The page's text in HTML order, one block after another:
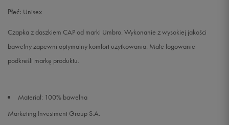
Płeć: Unisex
Czapka z daszkiem CAP od marki Umbro. Wykonanie z wysokiej jakości
bawełny zapewni optymalny komfort użytkowania. Małe logowanie
podkreśli markę produktu.
Materiał: 100% bawełna
Marketing Investment Group S.A.